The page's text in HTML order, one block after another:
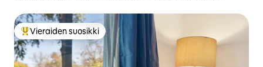
Vieraiden suosikkien parhaimmistoa
Vieraiden suosikki